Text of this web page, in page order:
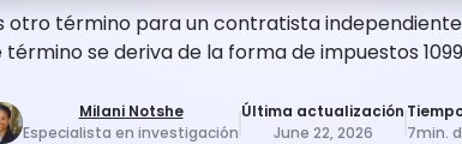
otro término para un contratista
término se deriva de la forma de impuestos
Milani Notshe
Especialista en investigación
Última actualización
June 22, 2026
7min.